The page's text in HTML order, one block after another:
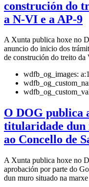
construción do
a N-VI e a AP-9
A Xunta publica hoxe no
anuncio do inicio dos
de construción do treito
wdfb_og_images:
O DOG publica
titularidade dun
ao Concello de
A Xunta publica hoxe no
aprobación por parte do
dun muro situado na